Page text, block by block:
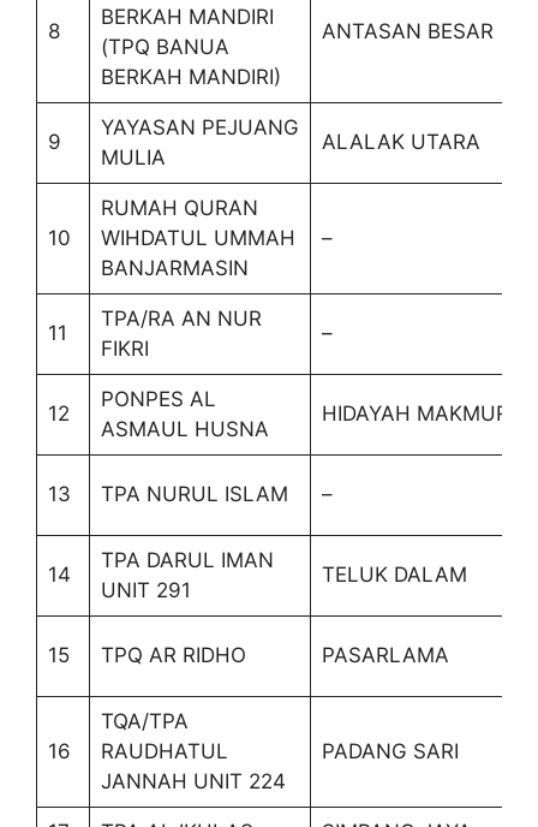
8
BERKAH MANDIRI
(TPQ BANUA
BERKAH MANDIRI)
ANTASAN BESAR
9
YAYASAN PEJUANG
MULIA
ALALAK UTARA
10
RUMAH QURAN
WIHDATUL UMMAH
BANJARMASIN
–
11
TPA/RA AN NUR
FIKRI
–
12
PONPES AL
ASMAUL HUSNA
HIDAYAH MAKMUR
13 TPA NURUL ISLAM –
14
TPA DARUL IMAN
UNIT 291
TELUK DALAM
15 TPQ AR RIDHO PASARLAMA
16
TQA/TPA
RAUDHATUL
JANNAH UNIT 224
PADANG SARI